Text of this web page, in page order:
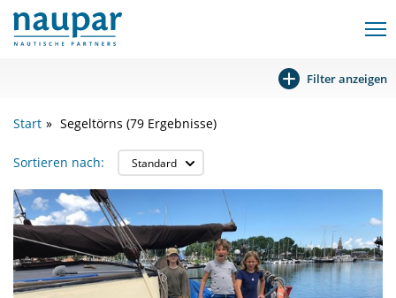
Filter anzeigen
Start Segeltörns (79 Ergebnisse)
Sortieren nach: